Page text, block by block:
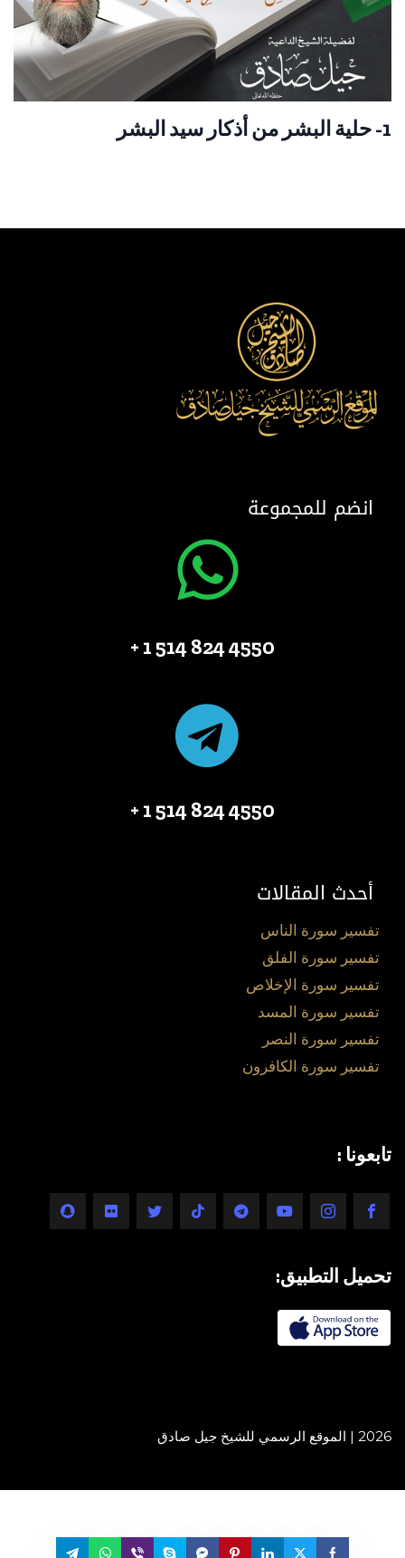
1- حلية البشر من أذكار سيد البشر
انضم للمجموعة
4550 824 514 1 +
4550 824 514 1 +
أحدث المقالات
تفسير سورة الناس
تفسير سورة الفلق
تفسير سورة الإخلاص
تفسير سورة المسد
تفسير سورة النصر
تفسير سورة الكافرون
تابعونا :
تحميل التطبيق:
2026 | الموقع الرسمي للشيخ جيل صادق